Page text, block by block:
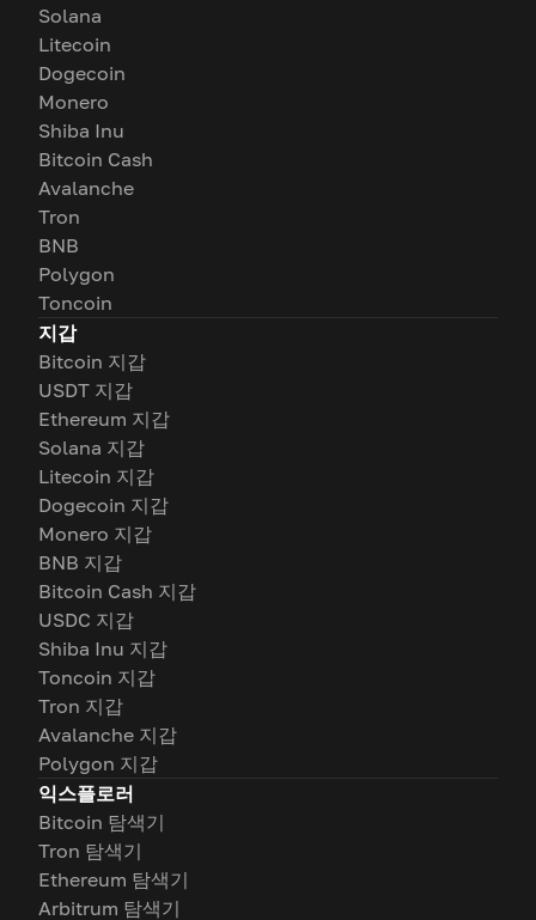
Solana
Litecoin
Dogecoin
Monero
Shiba Inu
Bitcoin Cash
Avalanche
Tron
BNB
Polygon
Toncoin
지갑
Bitcoin 지갑
USDT 지갑
Ethereum 지갑
Solana 지갑
Litecoin 지갑
Dogecoin 지갑
Monero 지갑
BNB 지갑
Bitcoin Cash 지갑
USDC 지갑
Shiba Inu 지갑
Toncoin 지갑
Tron 지갑
Avalanche 지갑
Polygon 지갑
익스플로러
Bitcoin 탐색기
Tron 탐색기
Ethereum 탐색기
Arbitrum 탐색기